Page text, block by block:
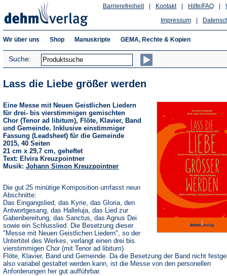
Hilfe/FAQ
Kontakt
Barrierefreiheit
Impressum
Wir über uns Shop Manuskripte GEMA, Rechte & Kopien
Suche:
Lass die Liebe größer werden
Eine Messe mit Neuen Geistlichen Liedern
für drei- bis vierstimmigen gemischten
Chor (Tenor ad libitum), Flöte, Klavier, Band
und Gemeinde. Inklusive einstimmiger
Fassung (Leadsheet) für die Gemeinde
2015, 40 Seiten
21 cm x 29,7 cm, geheftet
Text: Elvira Kreuzpointner
Musik: Johann Simon Kreuzpointner
Die gut 25 minütige Komposition umfasst neun
Abschnitte:
Das Eingangslied, das Kyrie, das Gloria, den
Antwortgesang, das Halleluja, das Lied zur
Gabenbereitung, das Sanctus, das Agnus Dei
sowie ein Schlusslied. Die Besetzung dieser
"Messe mit Neuen Geistlichen Liedern", so der
Untertitel des Werkes, verlangt einen drei bis
vierstimmigen Chor (mit Tenor ad libitum)
Flöte, Klavier, Band und Gemeinde. Da die Besetzung der Band nicht
also variabel gestaltet werden kann, ist die Messe von den personellen
Anforderungen her gut aufführbar.